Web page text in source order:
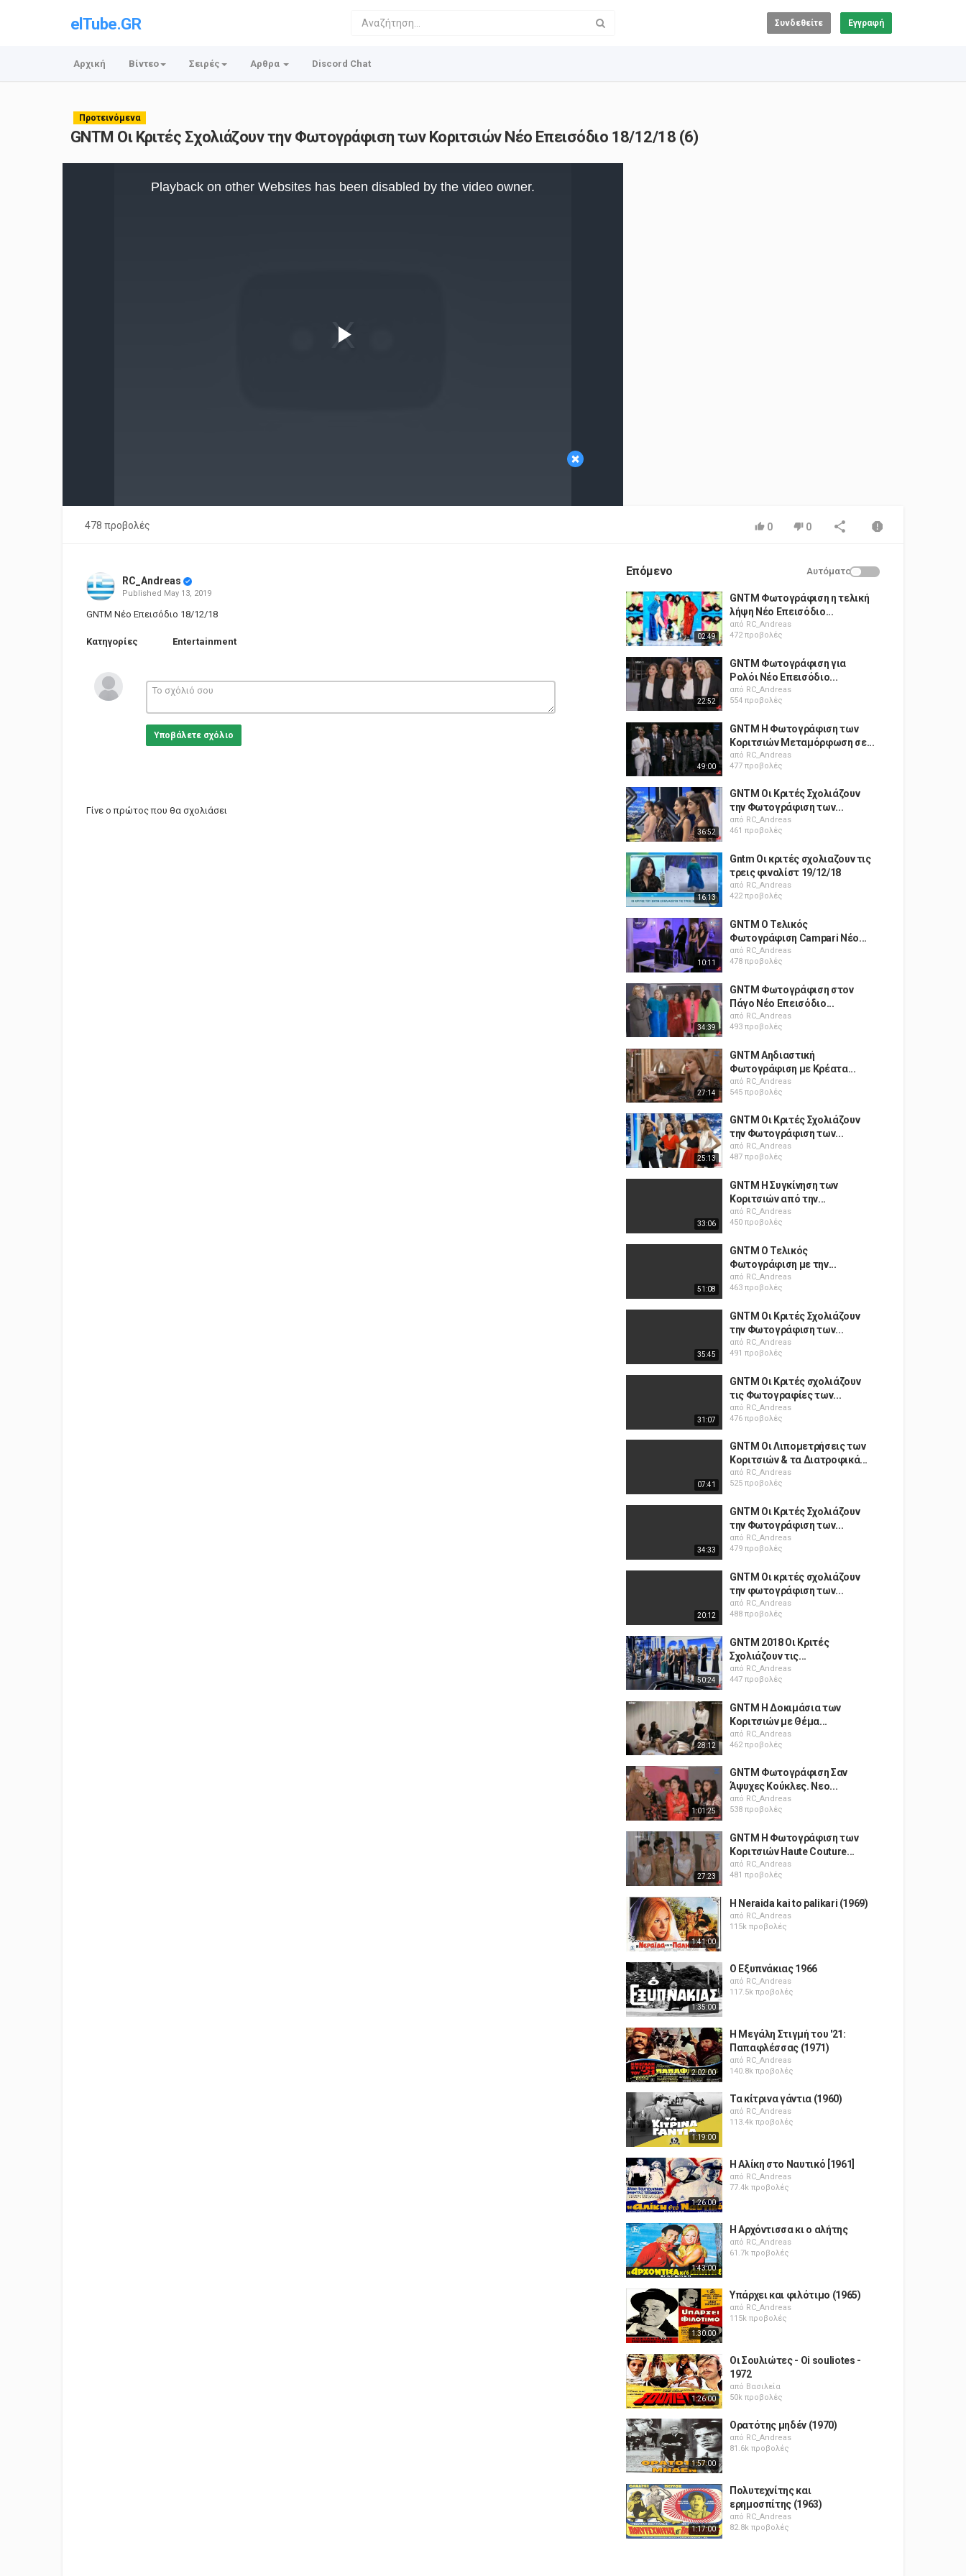
elTube.GR Συνδεθείτε Εγγραφή
Αρχική Βίντεο Σειρές Αρθρα Discord Chat
Προτεινόμενα
GNTM Οι Κριτές Σχολιάζουν την Φωτογράφιση των Κοριτσιών Νέο Επεισόδιο 18/12/18 (6)
×
Playback on other Websites has been disabled by the video owner.
478 προβολές 0 0
RC_Andreas
Published May 13, 2019
GNTM Νέο Επεισόδιο 18/12/18
Κατηγορίες Entertainment
Υποβάλετε σχόλιο
Γίνε ο πρώτος που θα σχολιάσει
Επόμενο Αυτόματο
02:49
GNTM Φωτογράφιση η τελική
λήψη Νέο Επεισόδιο...
από RC_Andreas
472 προβολές
22:52
GNTM Φωτογράφιση για
Ρολόι Νέο Επεισόδιο...
από RC_Andreas
554 προβολές
49:00
GNTM Η Φωτογράφιση των
Κοριτσιών Μεταμόρφωση σε...
από RC_Andreas
477 προβολές
36:52
GNTM Οι Κριτές Σχολιάζουν
την Φωτογράφιση των...
από RC_Andreas
461 προβολές
16:13
Gntm Οι κριτές σχολιαζουν τις
τρεις φιναλίστ 19/12/18
από RC_Andreas
422 προβολές
10:11
GNTM Ο Τελικός
Φωτογράφιση Campari Νέο...
από RC_Andreas
478 προβολές
34:39
GNTM Φωτογράφιση στον
Πάγο Νέο Επεισόδιο...
από RC_Andreas
493 προβολές
27:14
GNTM Αηδιαστική
Φωτογράφιση με Κρέατα...
από RC_Andreas
545 προβολές
25:13
GNTM Οι Κριτές Σχολιάζουν
την Φωτογράφιση των...
από RC_Andreas
487 προβολές
33:06
GNTM Η Συγκίνηση των
Κοριτσιών από την...
από RC_Andreas
450 προβολές
51:08
GNTM Ο Τελικός
Φωτογράφιση με την...
από RC_Andreas
463 προβολές
35:45
GNTM Οι Κριτές Σχολιάζουν
την Φωτογράφιση των...
από RC_Andreas
491 προβολές
31:07
GNTM Οι Κριτές σχολιάζουν
τις Φωτογραφίες των...
από RC_Andreas
476 προβολές
07:41
GNTM Οι Λιπομετρήσεις των
Κοριτσιών & τα Διατροφικά...
από RC_Andreas
525 προβολές
34:33
GNTM Οι Κριτές Σχολιάζουν
την Φωτογράφιση των...
από RC_Andreas
479 προβολές
20:12
GNTM Οι κριτές σχολιάζουν
την φωτογράφιση των...
από RC_Andreas
488 προβολές
50:24
GΝΤΜ 2018 Οι Κριτές
Σχολιάζουν τις...
από RC_Andreas
447 προβολές
28:12
GNTM Η Δοκιμάσια των
Κοριτσιών με Θέμα...
από RC_Andreas
462 προβολές
1:01:25
GNTM Φωτογράφιση Σαν
Άψυχες Κούκλες. Νεο...
από RC_Andreas
538 προβολές
27:23
GNTM Η Φωτογράφιση των
Κοριτσιών Haute Couture...
από RC_Andreas
481 προβολές
1:41:00
H Neraida kai to palikari (1969)
από RC_Andreas
115k προβολές
1:35:00
Ο Εξυπνάκιας 1966
από RC_Andreas
117.5k προβολές
2:02:00
Η Μεγάλη Στιγμή του '21:
Παπαφλέσσας (1971)
από RC_Andreas
140.8k προβολές
1:19:00
Τα κίτρινα γάντια (1960)
από RC_Andreas
113.4k προβολές
1:26:00
Η Αλίκη στο Ναυτικό [1961]
από RC_Andreas
77.4k προβολές
1:43:00
Η Αρχόντισσα κι ο αλήτης
από RC_Andreas
61.7k προβολές
1:30:00
Υπάρχει και φιλότιμο (1965)
από RC_Andreas
115k προβολές
1:26:00
Οι Σουλιώτες - Oi souliotes -
1972
από Βασιλεία
50k προβολές
1:57:00
Ορατότης μηδέν (1970)
από RC_Andreas
81.6k προβολές
1:17:00
Πολυτεχνίτης και
ερημοσπίτης (1963)
από RC_Andreas
82.8k προβολές